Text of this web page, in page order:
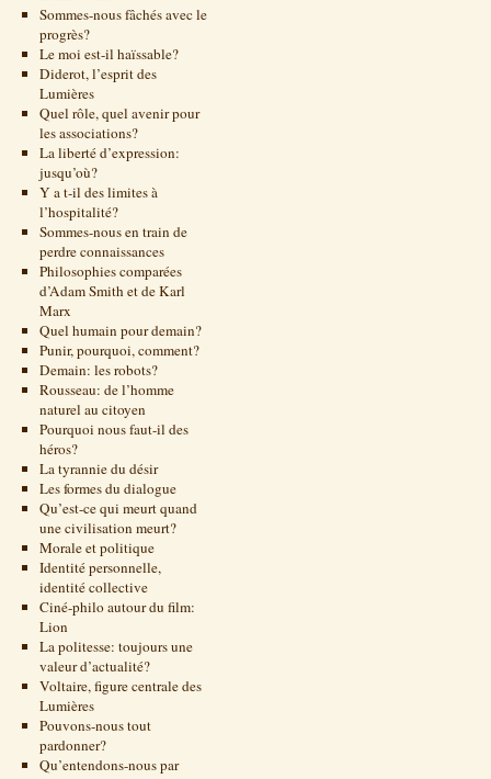
Sommes-nous fâchés avec le
progrès?
Le moi est-il haïssable?
Diderot, l’esprit des
Lumières
Quel rôle, quel avenir pour
les associations?
La liberté d’expression:
jusqu’où?
Y a t-il des limites à
l’hospitalité?
Sommes-nous en train de
perdre connaissances
Philosophies comparées
d’Adam Smith et de Karl
Marx
Quel humain pour demain?
Punir, pourquoi, comment?
Demain: les robots?
Rousseau: de l’homme
naturel au citoyen
Pourquoi nous faut-il des
héros?
La tyrannie du désir
Les formes du dialogue
Qu’est-ce qui meurt quand
une civilisation meurt?
Morale et politique
Identité personnelle,
identité collective
Ciné-philo autour du film:
Lion
La politesse: toujours une
valeur d’actualité?
Voltaire, figure centrale des
Lumières
Pouvons-nous tout
pardonner?
Qu’entendons-nous par